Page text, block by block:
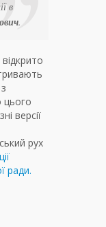
в
.
цього
версії
рух
ради.